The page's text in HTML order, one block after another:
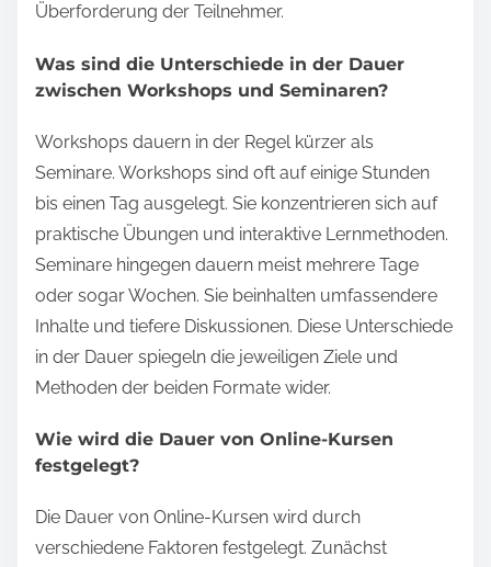
Überforderung der Teilnehmer.
Was sind die Unterschiede in der Dauer
zwischen Workshops und Seminaren?
Workshops dauern in der Regel kürzer als
Seminare. Workshops sind oft auf einige Stunden
bis einen Tag ausgelegt. Sie konzentrieren sich auf
praktische Übungen und interaktive Lernmethoden.
Seminare hingegen dauern meist mehrere Tage
oder sogar Wochen. Sie beinhalten umfassendere
Inhalte und tiefere Diskussionen. Diese Unterschiede
in der Dauer spiegeln die jeweiligen Ziele und
Methoden der beiden Formate wider.
Wie wird die Dauer von Online-Kursen
festgelegt?
Die Dauer von Online-Kursen wird durch
verschiedene Faktoren festgelegt. Zunächst